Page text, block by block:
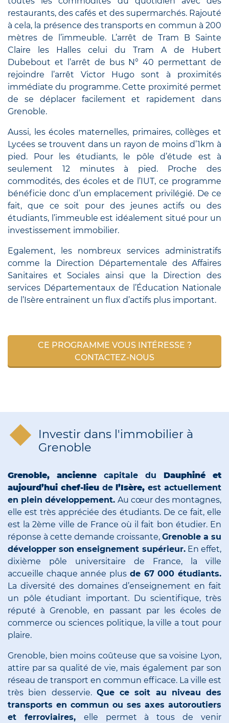
restaurants, des cafés et des supermarchés. Rajouté
à cela, la présence des transports en commun à 200
mètres de l’immeuble. L’arrêt de Tram B Sainte
Claire les Halles celui du Tram A de Hubert
Dubebout et l’arrêt de bus N° 40 permettant de
rejoindre l’arrêt Victor Hugo sont à proximités
immédiate du programme. Cette proximité permet
de se déplacer facilement et rapidement dans
Grenoble.
Aussi, les écoles maternelles, primaires, collèges et
Lycées se trouvent dans un rayon de moins d’1km à
pied. Pour les étudiants, le pôle d’étude est à
seulement 12 minutes à pied. Proche des
commodités, des écoles et de l’IUT, ce programme
bénéficie donc d’un emplacement privilégié. De ce
fait, que ce soit pour des jeunes actifs ou des
étudiants, l’immeuble est idéalement situé pour un
investissement immobilier.
Egalement, les nombreux services administratifs
comme la Direction Départementale des Affaires
Sanitaires et Sociales ainsi que la Direction des
services Départementaux de l’Éducation Nationale
de l’Isère entrainent un flux d’actifs plus important.
CE PROGRAMME VOUS INTÉRESSE ?
CONTACTEZ-NOUS
Investir dans l'immobilier à
Grenoble
Grenoble, ancienne capitale du Dauphiné et
aujourd’hui chef-lieude l’Isère, est actuellement
en plein développement. Au cœur des montagnes,
elle est très appréciée des étudiants. De ce fait, elle
est la 2ème ville de France où il fait bon étudier. En
réponse à cette demande croissante, Grenoble a su
développer son enseignement supérieur.En effet,
dixième pôle universitaire de France, la ville
accueille chaque année plus de 67 000 étudiants.
La diversité des domaines d’enseignement en fait
un pôle étudiant important. Du scientifique, très
réputé à Grenoble, en passant par les écoles de
commerce ou sciences politique, la ville a tout pour
plaire.
Grenoble, bien moins coûteuse que sa voisine Lyon,
attire par sa qualité de vie, mais également par son
réseau de transport en commun efficace. La ville est
très bien desservie. Que ce soit au niveau des
transports en commun ou ses axes autoroutiers
et ferroviaires, elle permet à tous de venir